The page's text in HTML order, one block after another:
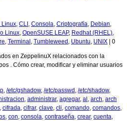
Linux CLI Consola Criptografía Debian
Linux OpenSUSE LEAP, Redhat (RHEL)
Terminal Tumbleweed Ubuntu UNIX | 0
en ZeppelinuX relacionados con la
. Cómo crear, modificar y eliminar usuarios
/etc/gshadow, /etc/passwd /etc/shadow,
administrar, agregar, al arch arch
cifrada cifrar, clave cli comando comandos
con consola contraseña crear, cuenta